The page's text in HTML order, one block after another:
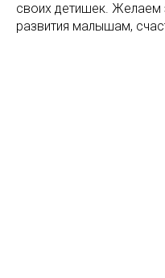
своих детишек. Желаем
развития малышам,